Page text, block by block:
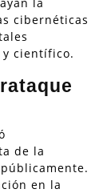
cibernéticas
y científico.
de la
en la